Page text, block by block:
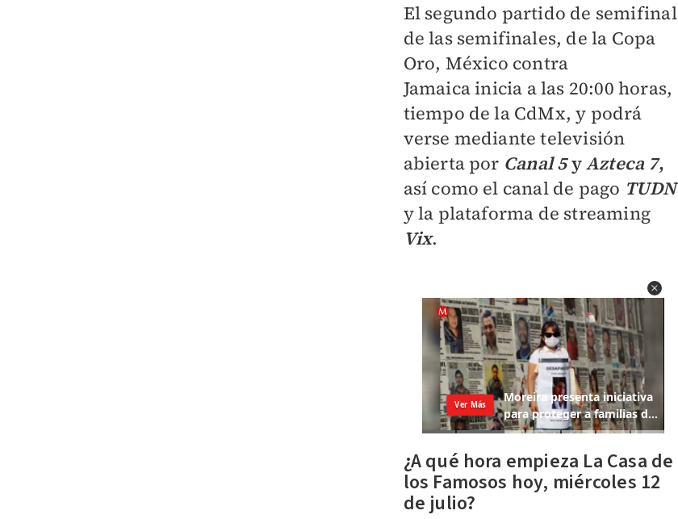
El segundo partido de semifinal
de las semifinales, de la Copa
Oro, México contra
Jamaicainicia a las 20:00 horas,
tiempo de la CdMx, y podrá
verse mediante televisión
abierta por Canal 5yAzteca 7,
así como el canal de pago TUDN
y la plataforma de streaming
Vix.
¿A qué hora empieza La Casa de
los Famosos hoy, miércoles 12
de julio?